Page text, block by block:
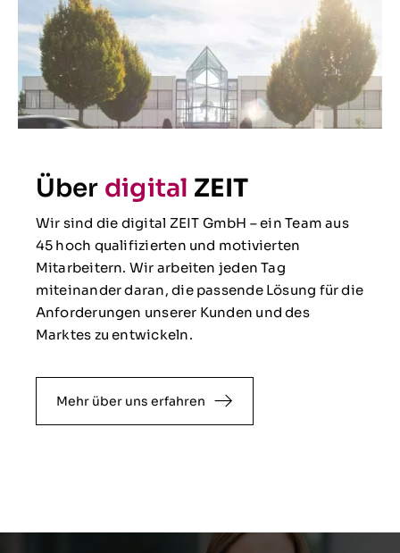
Über digital ZEIT
Wir sind die digital ZEIT GmbH – ein Team aus
45 hoch qualifizierten und motivierten
Mitarbeitern. Wir arbeiten jeden Tag
miteinander daran, die passende Lösung für die
Anforderungen unserer Kunden und des
Marktes zu entwickeln.
Mehr über uns erfahren